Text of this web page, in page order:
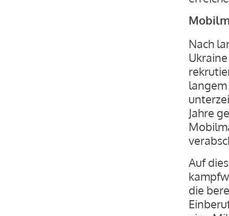
Nach
langem
Jahre
Auf
die